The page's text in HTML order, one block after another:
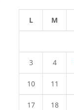
L M
3 4
10 11
17 18